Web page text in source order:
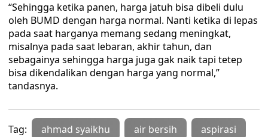
“Sehingga ketika panen, harga jatuh bisa dibeli dulu
oleh BUMD dengan harga normal. Nanti ketika di lepas
pada saat harganya memang sedang meningkat,
misalnya pada saat lebaran, akhir tahun, dan
sebagainya sehingga harga juga gak naik tapi tetep
bisa dikendalikan dengan harga yang normal,”
tandasnya.
Tag: ahmad syaikhu air bersih aspirasi